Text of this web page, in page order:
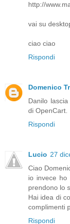
http://
vai su
ciao ciao
Rispondi
Domenico
Danilo
di OpenCart.
Rispondi
Lucio 27
Ciao
io invece ho
prendono lo
Hai idea di
complimenti
Rispondi